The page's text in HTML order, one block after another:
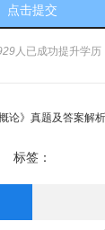
人已成功提升学历
论》真题及答案解
标签：